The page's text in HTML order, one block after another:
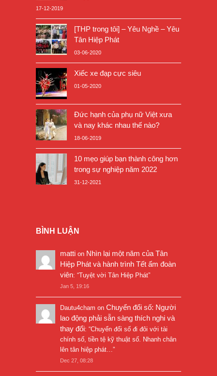
17-12-2019
[THP trong tôi] – Yêu Nghề – Yêu
Tân Hiệp Phát
03-06-2020
Xiếc xe đạp cực siêu
01-05-2020
Đức hạnh của phụ nữ Việt xưa
và nay khác nhau thế nào?
18-06-2019
10 mẹo giúp bạn thành công hơn
trong sự nghiệp năm 2022
31-12-2021
BÌNH LUẬN
matti on Nhìn lại một năm của Tân
Hiệp Phát và hành trình Tết ấm đoàn
viên: “Tuyệt vời Tân Hiệp Phát”
Jan 5, 19:16
Dautu4cham on Chuyển đổi số: Người
lao động phải sẵn sàng thích nghi và
thay đổi: “Chuyển đổi số đi đôi với tài
chính số, tiền tệ kỹ thuật số. Nhanh chân
lên tân hiệp phát… ”
Dec 27, 08:28